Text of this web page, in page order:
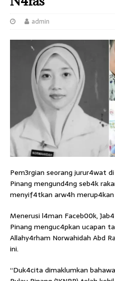
admin
Pem3rgian seorang jurur4wat
Pinang mengund4ng seb4k
menyif4tkan arw4h
Menerusi l4man Faceb00k,
Pinang menguc4pkan ucapan
Allahy4rham Norwahidah Abd
ini.
“Duk4cita dimaklumkan